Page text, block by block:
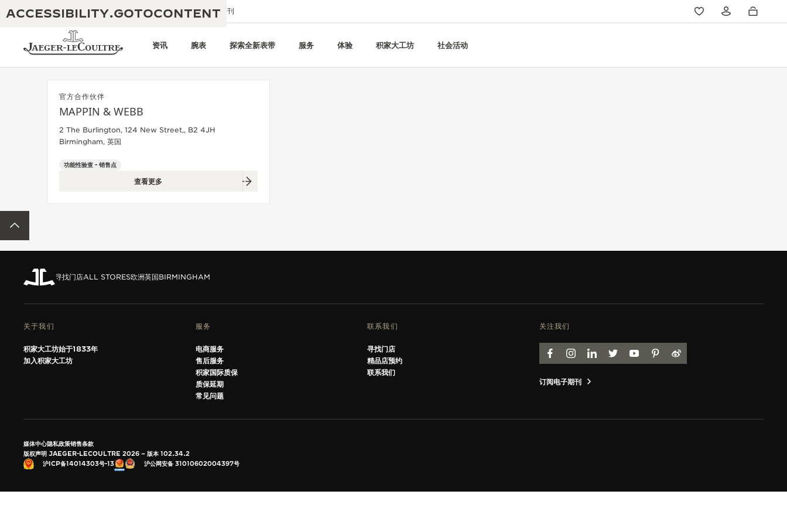
ACCESSIBILITY.GOTOCONTENT
给我们发送电子邮件 精品店 电子期刊
资讯 腕表 探索全新表带 服务 体验 积家大工坊 社会活动
积家REVERSO 1931 CAFÉ
“THE PERPETUAL TIMEKEEPER”
展览
查看所有活动
190余年
匠心巧思：1400多款机芯
180多项精湛技艺
官方合作伙伴
MAPPIN & WEBB
2 The Burlington, 124 New Street,, B2 4JH
Birmingham, 英国
功能性验查 - 销售点
查看更多
寻找门店ALL STORES欧洲英国BIRMINGHAM
关于我们
积家大工坊始于1833年
加入积家大工坊
服务
电商服务
售后服务
积家国际质保
质保延期
常见问题
联系我们
寻找门店
精品店预约
联系我们
关注我们
FACEBOOK
INSTAGRAM
LINKEDINTWITTERYOUTUBEPINTEREST
WEIBO
订阅电子期刊
媒体中心隐私政策销售条款
版权声明 JAEGER-LECOULTRE 2026
版本 102.34.2
沪ICP备14014303号-13
沪公网安备 31010602004397号